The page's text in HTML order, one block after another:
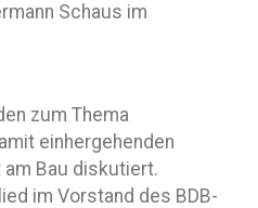
Schaus im
zum Thema
einhergehenden
Bau diskutiert.
im Vorstand des BDB-